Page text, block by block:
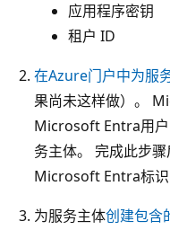
应用程序密钥
租户 ID
在Azure门户中为服
果尚未这样做）。
Microsoft Entra用
务主体。 完成此步
Microsoft Entra标识
为服务主体创建包含